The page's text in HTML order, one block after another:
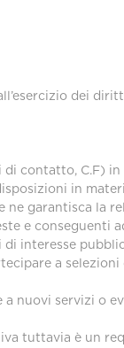
dei
contatto, C.F)
in
ne garantisca
e
interesse
a selezioni
nuovi servizi o
tuttavia è un